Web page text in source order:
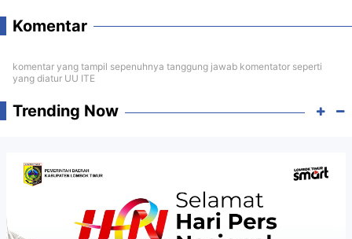
Komentar
komentar yang tampil sepenuhnya tanggung jawab komentator seperti
yang diatur UU ITE
Trending Now